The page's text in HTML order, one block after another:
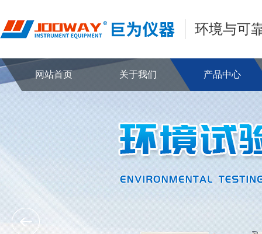
环境与可
网站首页 关于我们 产品中心